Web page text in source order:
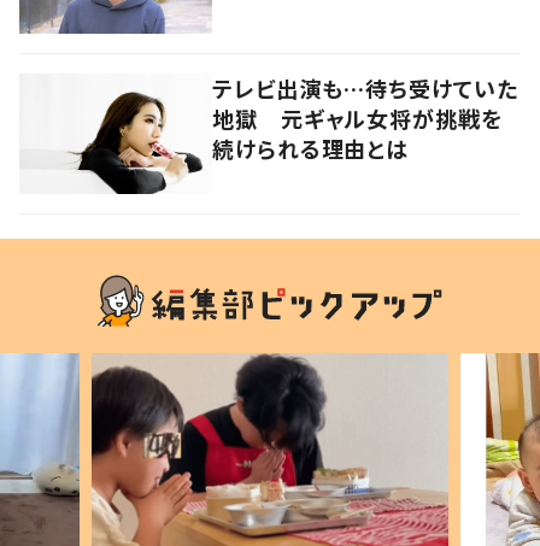
テレビ出演も…待ち受けていた
地獄 元ギャル女将が挑戦を
続けられる理由とは